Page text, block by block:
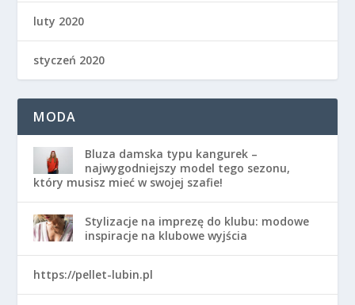
luty 2020
styczeń 2020
MODA
Bluza damska typu kangurek –
najwygodniejszy model tego sezonu,
który musisz mieć w swojej szafie!
Stylizacje na imprezę do klubu: modowe
inspiracje na klubowe wyjścia
https://pellet-lubin.pl